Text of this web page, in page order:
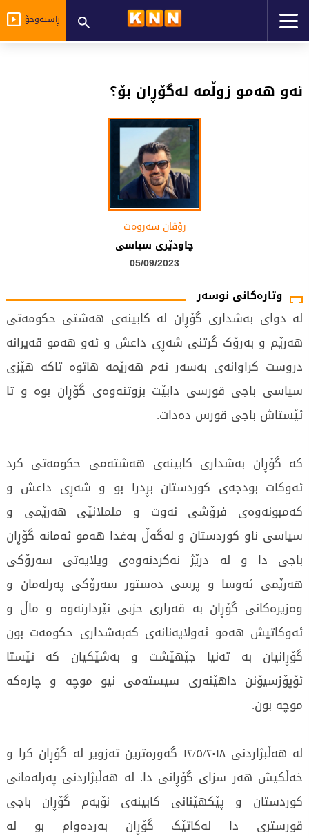
ڕاستەوخۆ
ئەو ھەمو زوڵمە لەگۆڕان بۆ؟
رۆڤان سەروەت
چاودێرى سیاسى
05/09/2023
وتارەکانی نوسەر
لە دوای بەشداری گۆڕان لە کابینەی ھەشتی حکومەتی
ھەرێم و بەرۆک گرتنی شەڕی داعش و ئەو ھەمو قەیرانە
دروست کراوانەی بەسەر ئەم ھەرێمە ھاتوە تاکە ھێزی
سیاسی باجی قورسی دابێت بزوتنەوەی گۆڕان بوە و تا
ئێستاش باجی قورس دەدات.
کە گۆڕان بەشداری کابینەی ھەشتەمی حکومەتی کرد
ئەوکات بودجەی کوردستان بڕدرا بو و شەڕی داعش و
کەمبونەوەی فرۆشی نەوت و ململانێی ھەرێمی و
سیاسی ناو کوردستان و لەگەڵ بەغدا ھەمو ئەمانە گۆڕان
باجی دا و لە درێژ نەکردنەوەی ویلایەتی سەرۆکی
ھەرێمی ئەوسا و پرسی دەستور سەرۆکی پەرلەمان و
وەزیرەکانی گۆڕان بە قەراری حزبی نێردارنەوە و ماڵ و
ئەوکاتیش ھەمو ئەولایەنانەی کەبەشداری حکومەت بون
گۆڕانیان بە تەنیا جێھێشت و بەشێکیان کە ئێستا
ئۆپۆزسیۆنن داھێنەری سیستەمی نیو موچە و چارەکە
موچە بون.
لە ھەڵبژاردنی ١٢/٥/٢٠١٨ گەورەترین تەزویر لە گۆڕان کرا و
خەڵکیش ھەر سزای گۆڕانی دا. لە ھەڵبژاردنی پەرلەمانی
کوردستان و پێکھێنانی کابینەی نۆیەم گۆڕان باجی
قورستری دا لەکاتێک گۆڕان بەردەوام بو لە